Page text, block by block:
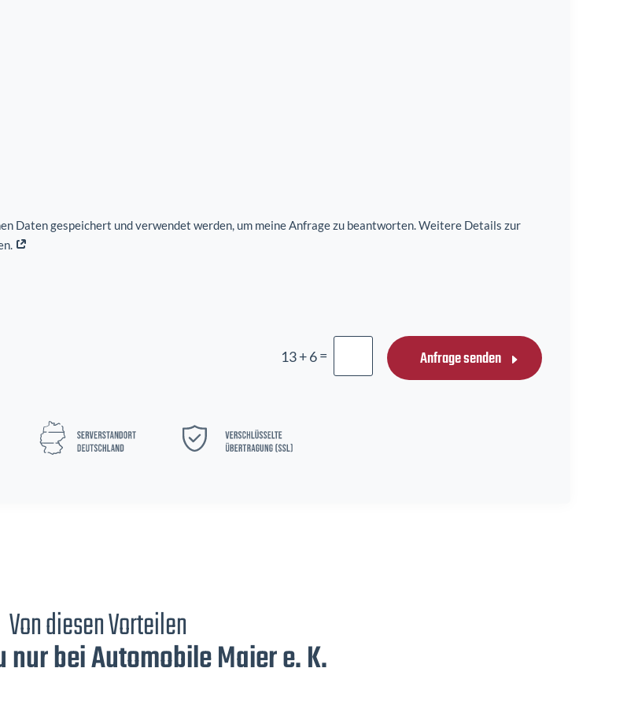
Daten gespeichert und verwendet werden, um meine Anfrage zu beantworten. Weitere Details zur
13 + 6= Anfrage senden
Von diesen Vorteilen
bei Automobile Maier e. K.